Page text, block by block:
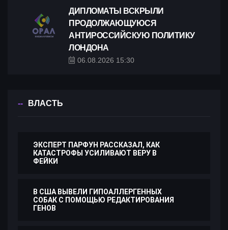
ДИПЛОМАТЫ ВСКРЫЛИ
ПРОДОЛЖАЮЩУЮСЯ
АНТИРОССИЙСКУЮ ПОЛИТИКУ
ЛОНДОНА
06.08.2026 15:30
ВЛАСТЬ
ЭКСПЕРТ ПАРФУН РАССКАЗАЛ, КАК
КАТАСТРОФЫ УСИЛИВАЮТ ВЕРУ В
ФЕЙКИ
В США ВЫВЕЛИ ГИПОАЛЛЕРГЕННЫХ
СОБАК С ПОМОЩЬЮ РЕДАКТИРОВАНИЯ
ГЕНОВ